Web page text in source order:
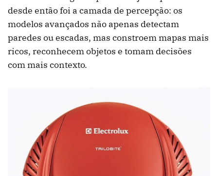
desde então foi a camada de percepção: os
modelos avançados não apenas detectam
paredes ou escadas, mas constroem mapas mais
ricos, reconhecem objetos e tomam decisões
com mais contexto.